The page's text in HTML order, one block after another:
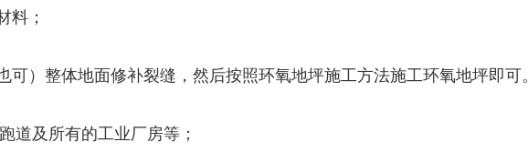
料；
）整体地面修补裂缝，然后按照环氧地坪施工方法施工环氧地坪即可。
道及所有的工业厂房等；